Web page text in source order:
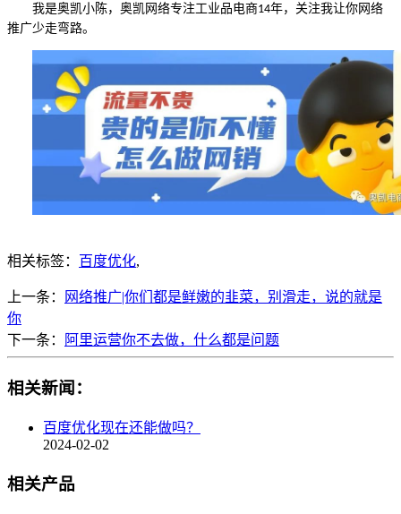
我是奥凯小陈，奥凯网络专注工业品电商14年，关注我让你网络
推广少走弯路。
相关标签： 百度优化,
上一条：
网络推广|你们都是鲜嫩的韭菜，别滑走，说的就是
你
下一条：
阿里运营你不去做，什么都是问题
相关新闻：
百度优化现在还能做吗？
2024-02-02
相关产品